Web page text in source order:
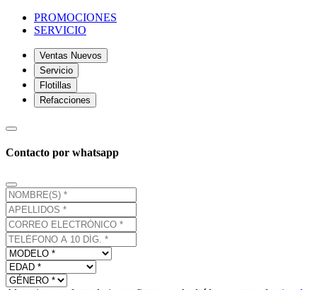
PROMOCIONES
SERVICIO
Ventas Nuevos
Servicio
Flotillas
Refacciones
Contacto por whatsapp